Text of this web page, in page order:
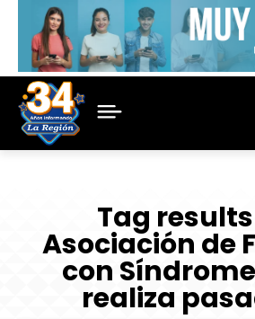
Tag
Asociación de
con
realiza